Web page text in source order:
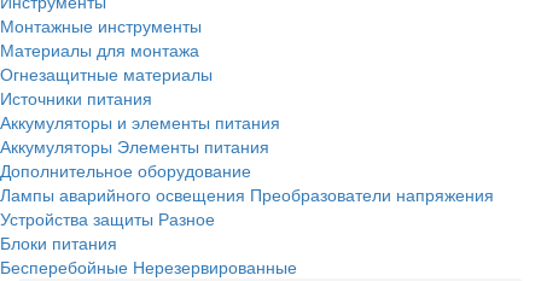
Монтажные инструменты
Материалы для монтажа
Огнезащитные материалы
Источники питания
Аккумуляторы и элементы питания
Аккумуляторы Элементы питания
Дополнительное оборудование
Лампы аварийного освещения Преобразователи напряжения
Устройства защиты Разное
Блоки питания
Бесперебойные Нерезервированные